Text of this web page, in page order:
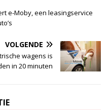
e-Moby, een leasingservice
VOLGENDE
wagens is
in 20 minuten